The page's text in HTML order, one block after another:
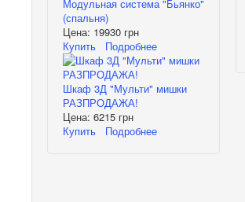
Модульная система "Бьянко"
(спальня)
Цена: 19930 грн
Купить
Подробнее
Шкаф 3Д "Мульти" мишки
РАЗПРОДАЖА!
Цена:6215 грн
Купить
Подробнее